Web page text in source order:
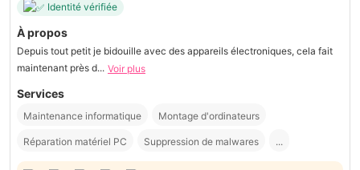
Identité vérifiée
À propos
Depuis tout petit je bidouille avec des appareils électroniques, cela fait
maintenant près d... Voir plus
Services
Maintenance informatique Montage d'ordinateurs
Réparation matériel PC Suppression de malwares ...